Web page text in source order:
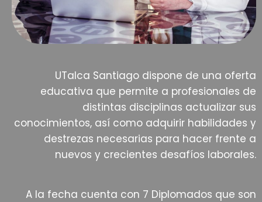
UTalca Santiago dispone de una oferta
educativa que permite a profesionales de
distintas disciplinas actualizar sus
conocimientos, así como adquirir habilidades y
destrezas necesarias para hacer frente a
nuevos y crecientes desafíos laborales.
A la fecha cuenta con 7 Diplomados que son